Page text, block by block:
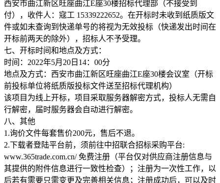
西安市曲江新区旺座曲江E座30楼招标代理部（不接受到
付），收件人：寇工 15339222652。在开标时未收到纸质版文
件或如未查询到快递单号的将视为无效投标（快递发出时间在
开标前两天的除外），招标人不予受理。
七、开标时间和地点及方式：
时间：2022年5月20日14：00分
地点及方式：西安市曲江新区旺座曲江E座30楼会议室（开标
前投标单位将纸质版投标文件送至招标代理机构）
该项目为线上开标，项目采取服务器解密方式，投标人无需自
行解密，届时服务器会自动进行解密。
八、其他
1.询价文件每套售价200元，售后不退。
2.下载者登陆平台前，须前往中招联合招标采购平台:
www.365trade.com.cn/ 免费注册（平台仅对供应商注册信息与
其提供的附件信息进行一致性检查）；注册为一次性工作，以
后若有需要只需变更及完善相关信息；注册成功后，可以及时